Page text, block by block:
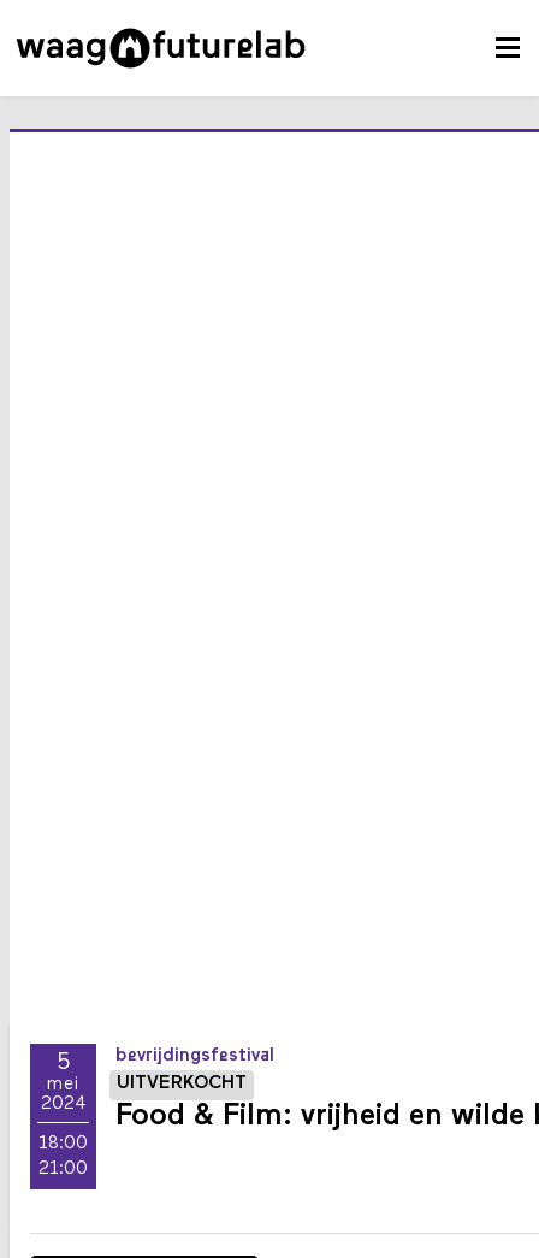
5
mei
2024
18:00
21:00
bevrijdingsfestival
UITVERKOCHT
Food & Film: vrijheid en wilde